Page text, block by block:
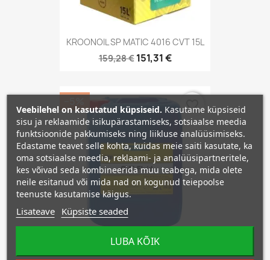
KROONOIL SP MATIC 4016 CVT 15L
159,28 € 151,31 €
RAVENOL ATF CVT FLUID 20L
favorite_border
Veebilehel on kasutatud küpsiseid. Kasutame küpsiseid
sisu ja reklaamide isikupärastamiseks, sotsiaalse meedia
funktsioonide pakkumiseks ning liikluse analüüsimiseks.
Edastame teavet selle kohta, kuidas meie saiti kasutate, ka
oma sotsiaalse meedia, reklaami- ja analüüsipartneritele,
kes võivad seda kombineerida muu teabega, mida olete
neile esitanud või mida nad on kogunud teiepoolse
teenuste kasutamise käigus.
Lisateave Küpsiste seaded
LUBA KÕIK